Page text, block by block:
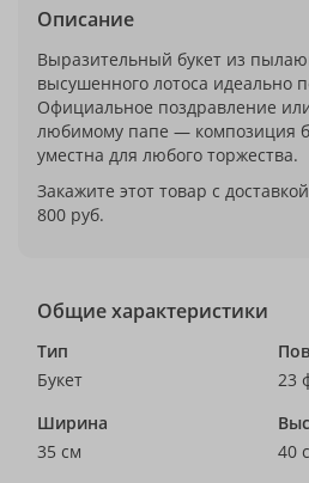
Описание
Выразительный букет из
высушенного лотоса идеально
Официальное поздравление
любимому папе — композиция
уместна для любого торжества.
Закажите этот товар с
800 руб.
Общие характеристики
Тип
Букет
23
Ширина
35 см
40